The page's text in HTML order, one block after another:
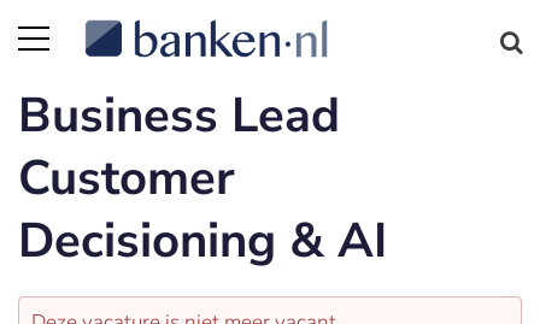
Business Lead
Customer
Decisioning & AI